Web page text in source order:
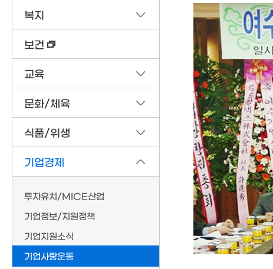
복지
보건
교육
문화/체육
식품/위생
기업경제
투자유치/MICE산업
기업정보/지원정책
기업지원소식
기업사랑운동